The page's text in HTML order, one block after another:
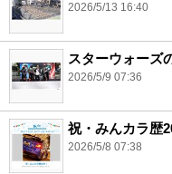
2026/5/13 16:40
スターウォーズ
2026/5/9 07:36
祝・みんカラ歴
2026/5/8 07:38